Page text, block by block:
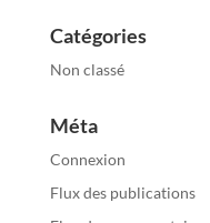
Catégories
Non classé
Méta
Connexion
Flux des publications